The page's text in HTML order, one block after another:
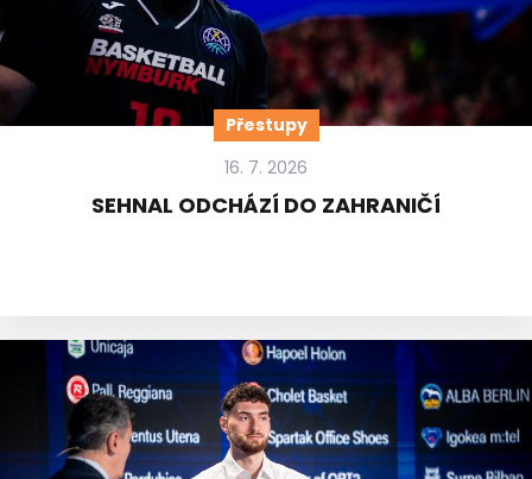
Přestupy
16. 7. 2026
SEHNAL ODCHÁZÍ DO ZAHRANIČÍ